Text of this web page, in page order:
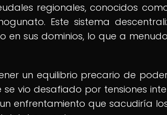
regionales, conocidos
Este sistema
en sus dominios, lo que a
un equilibrio precario de
vio desafiado por tensiones
enfrentamiento que sacudiría